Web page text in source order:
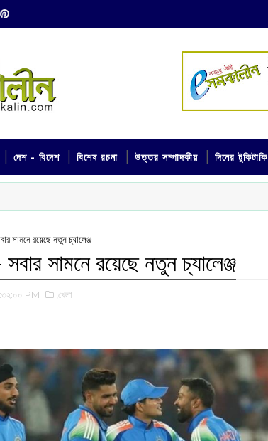
দেশ - বিদেশ বিশেষ রচনা উত্তর সম্পাদকীয় দিনের টুকিটাকি
সামনে রয়েছে নতুন চ্যালেঞ্জ
সামনে রয়েছে নতুন চ্যালেঞ্জ
PM ,খেলা